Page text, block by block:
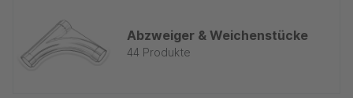
Abzweiger & Weichenstücke
44 Produkte